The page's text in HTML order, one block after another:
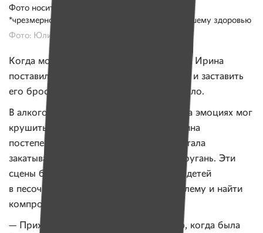
Фото носит иллюстративный характер
*чрезмерное употребление алкоголя вредит вашему здоровью
Фото: Юлия Карпенко для ИМЕН
Когда молодые люди стали жить вместе, Ирина
поставила себе цель — переделать мужа и заставить
его бросить пить. Но мужа все устраивало.
В алкогольном опьянении муж Ирины на эмоциях мог
крушить мебель, злиться и кричать. Ирина
постепенно потеряла самообладание, стала
закатывать истерики и провоцировать ругань. Эти
сцены были похожи на игру маленьких детей
в песочнице, где нельзя обсудить проблему и найти
компромисс.
— Прихожу я в женскую консультацию, когда была